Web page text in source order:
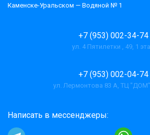
Каменске-Уральском — Водяной № 1
+7 (953) 002-34-74
ул. 4 Пятилетки , 49, 1
+7 (953) 002-04-74
ул. Лермонтова 83 А, ТЦ
Написать в мессенджеры: